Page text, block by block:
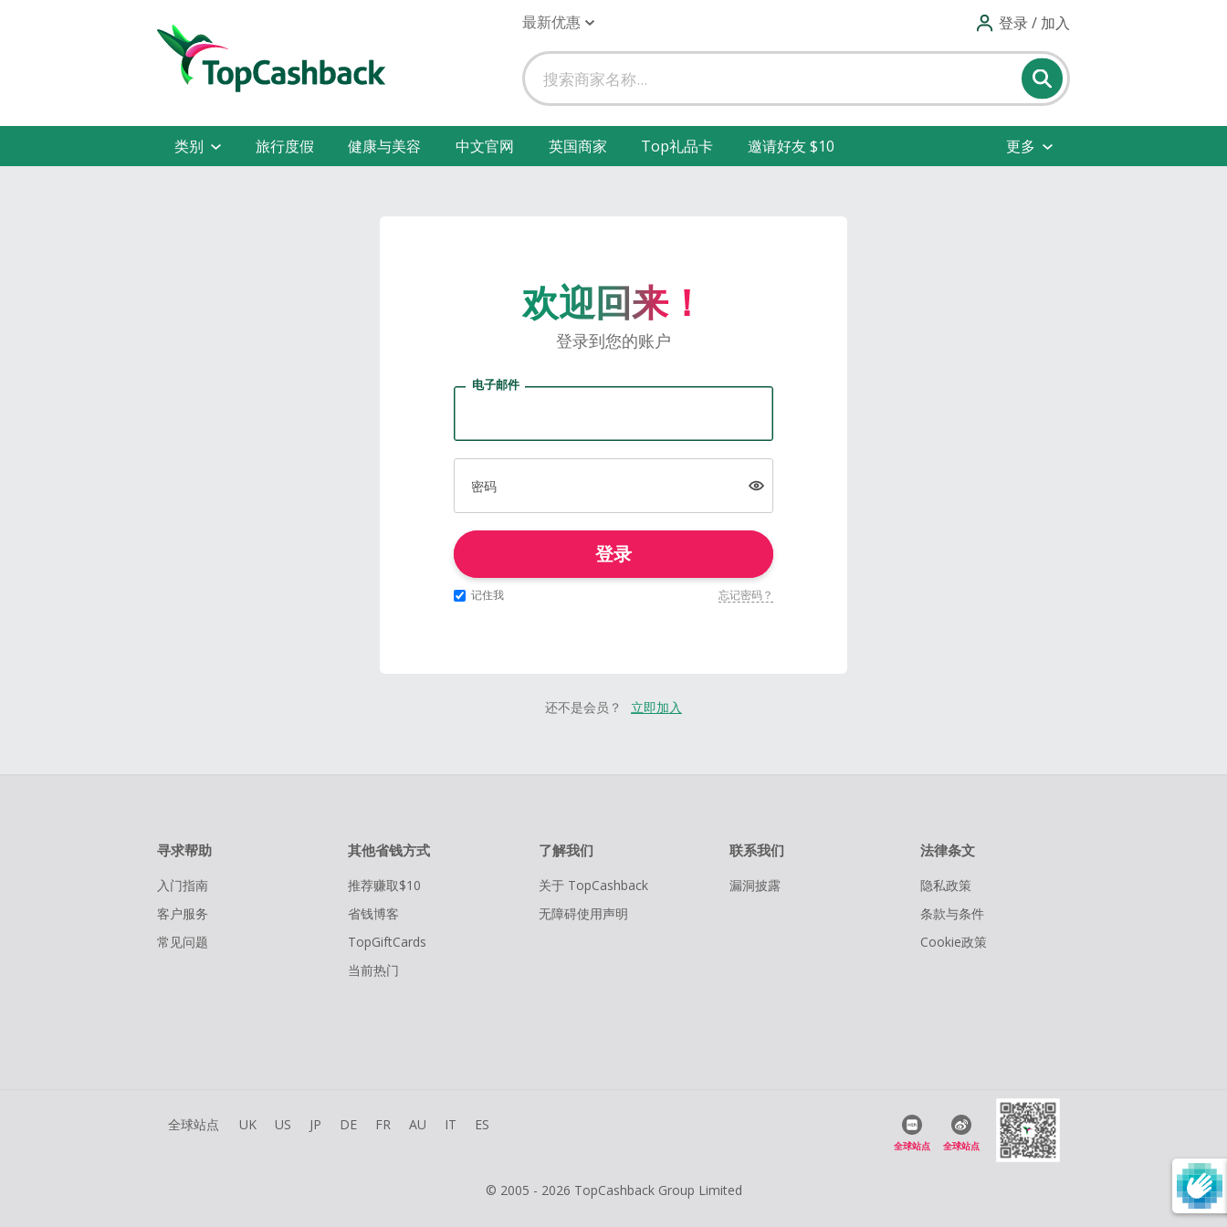
最新优惠 登录 / 加入
类别 旅行度假 健康与美容 中文官网 英国商家 Top礼品卡 邀请好友 $10 更多
欢迎回来！
登录到您的账户
电子邮件
密码
登录
记住我 忘记密码？
还不是会员？ 立即加入
寻求帮助
入门指南
客户服务
常见问题
其他省钱方式
推荐赚取$10
省钱博客
TopGiftCards
当前热门
了解我们
关于 TopCashback
无障碍使用声明
联系我们
漏洞披露
法律条文
隐私政策
条款与条件
Cookie政策
全球站点 UK US JP DE FR AU IT ES
全球站点 全球站点
© 2005 - 2026 TopCashback Group Limited